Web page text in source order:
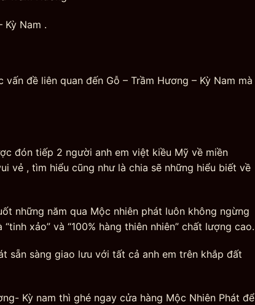
Kỳ Nam .
đề liên quan đến Gỗ – Trầm Hương – Kỳ Nam mà
đón tiếp 2 người anh em việt kiều Mỹ về miền
vẻ , tìm hiểu cũng như là chia sẽ những hiểu biết về
những năm qua Mộc nhiên phát luôn không ngừng
xảo” và “100% hàng thiên nhiên” chất lượng cao.
sẵn sàng giao lưu với tất cả anh em trên khắp đất
Kỳ nam thì ghé ngay cửa hàng Mộc Nhiên Phát để